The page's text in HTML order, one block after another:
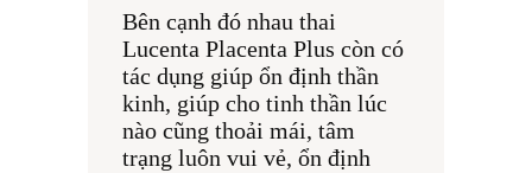
Bên cạnh đó nhau thai
Lucenta Placenta Plus còn có
tác dụng giúp ổn định thần
kinh, giúp cho tinh thần lúc
nào cũng thoải mái, tâm
trạng luôn vui vẻ, ổn định